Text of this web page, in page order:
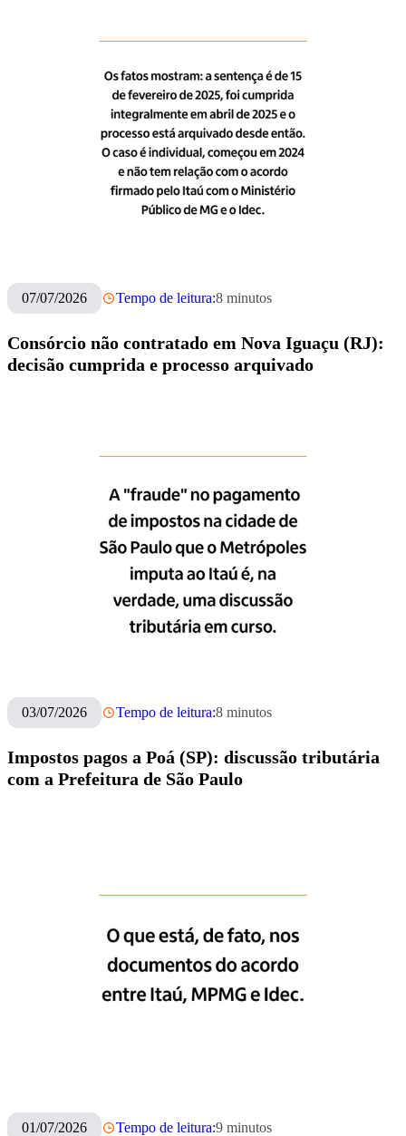
dias, foram publicadas 42 matérias e cerca de 50 posts em
redes sociais com informações deturpadas e sem o espaço
de resposta condizente com a prática jornalística. Essa
cobertura insistente distorce dados e nega o contraditório
nos mesmos canais em que as acusações são veiculadas,
desinformando o mercado, clientes e investidores.
temos oÉFake ). Trata-se de um registro de nossos
posicionamentos oficiais, restabelecendo o equilíbrio no
debate público. Aqui estarão disponíveis, de forma
transparente, os dados e as contextualizações que foram
omitidos ou desconsiderados no momento da apuração
falhas. O limite que estabelecemos é o da legalidade, das
dos fatos interessa a todos e, a partir de agora, nossa visão
estará formalmente registrada aqui.
07/07/2026 Tempo de leitura:8 minutos
Consórcio não contratado em Nova Iguaçu (RJ):
decisão cumprida e processo arquivado
03/07/2026 Tempo de leitura:8 minutos
Impostos pagos a Poá (SP): discussão tributária
com a Prefeitura de São Paulo
01/07/2026 Tempo de leitura:9 minutos